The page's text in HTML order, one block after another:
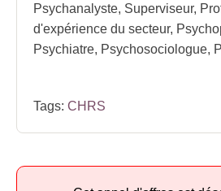
Psychanalyste, Superviseur,
d'expérience du secteur,
Psychiatre, Psychosociologue,
Tags: CHRS